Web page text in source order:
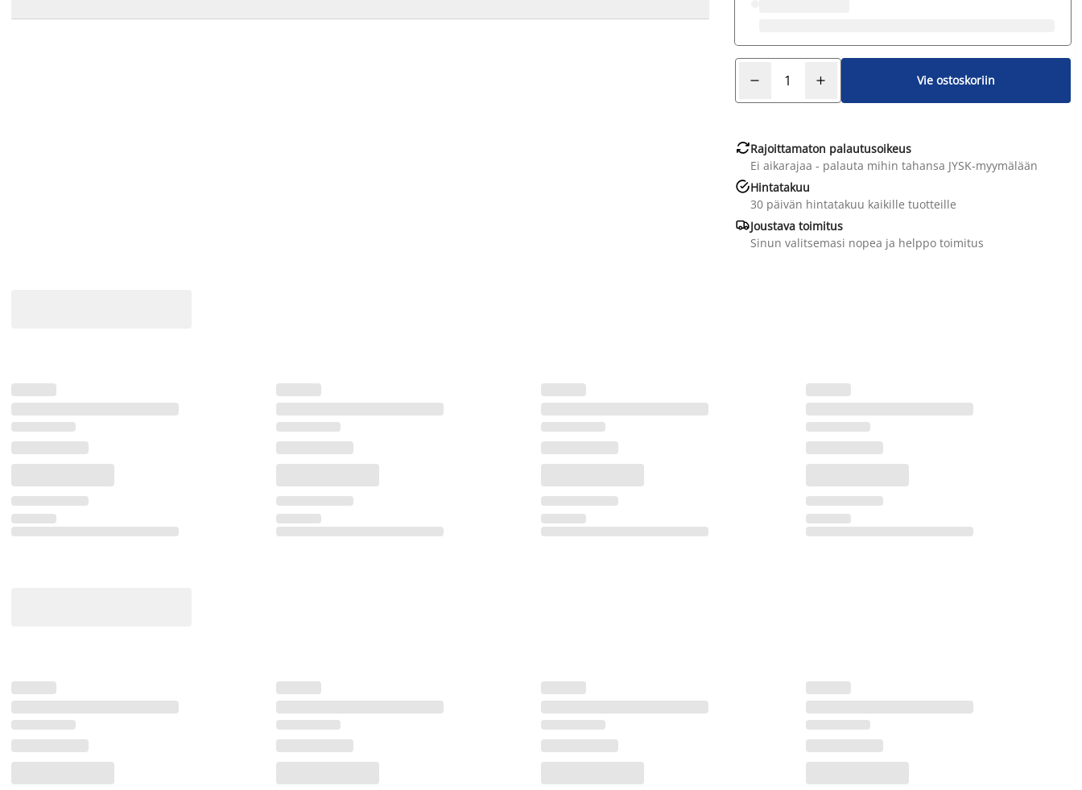
Vie ostoskoriin
Rajoittamaton palautusoikeus
Ei aikarajaa - palauta mihin tahansa JYSK-myymälään
Hintatakuu
30 päivän hintatakuu kaikille tuotteille
Joustava toimitus
Sinun valitsemasi nopea ja helppo toimitus